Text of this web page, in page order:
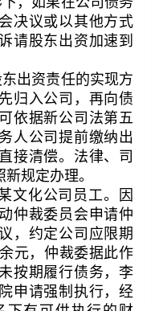
决议或以其他方式
请股东出资加速到
出资责任的实现方
归入公司，再向债
依据新公司法第五
人公司提前缴纳出
接清偿。法律、司
规定办理。
化公司员工。因
仲裁委员会申请仲
，约定公司应限期
元，仲裁委据此作
按期履行债务，李
申请强制执行，经